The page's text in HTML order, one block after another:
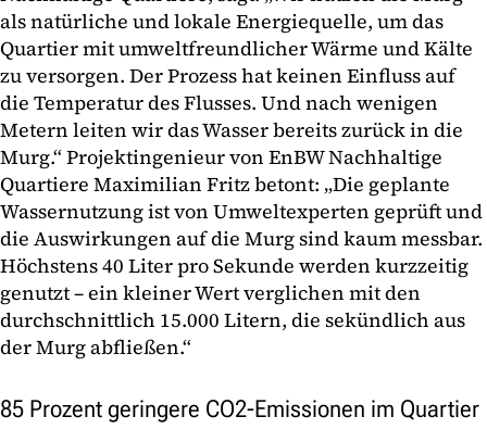
als natürliche und lokale Energiequelle, um das
Quartier mit umweltfreundlicher Wärme und Kälte
zu versorgen. Der Prozess hat keinen Einfluss auf
die Temperatur des Flusses. Und nach wenigen
Metern leiten wir das Wasser bereits zurück in die
Murg.“ Projektingenieur von EnBW Nachhaltige
Quartiere Maximilian Fritz betont: „Die geplante
Wassernutzung ist von Umweltexperten geprüft und
die Auswirkungen auf die Murg sind kaum messbar.
Höchstens 40 Liter pro Sekunde werden kurzzeitig
genutzt – ein kleiner Wert verglichen mit den
durchschnittlich 15.000 Litern, die sekündlich aus
der Murg abfließen.“
85 Prozent geringere CO2-Emissionen im Quartier